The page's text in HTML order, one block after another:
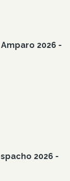
2026 -
2026 -